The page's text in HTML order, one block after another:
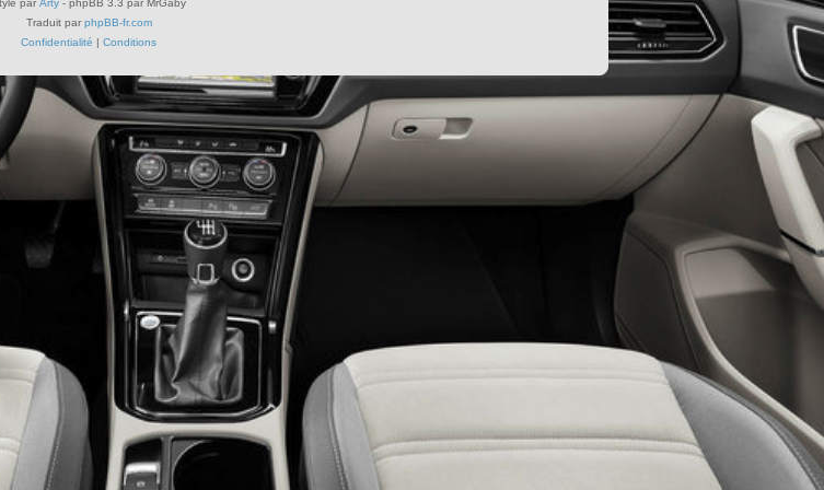
par Arty - phpBB 3.3 par MrGaby
Traduit par phpBB-fr.com
Confidentialité | Conditions